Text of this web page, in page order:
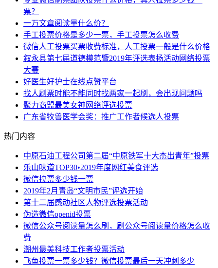
票？
一万文章阅读量什么价？
手工投票价格是多少一票，手工投票怎么收费
微信人工投票买票收费标准，人工投票一般是什么价格
叙永县第七届道德模范暨2019年评选表扬活动网络投票
大赛
好医生好护士在线点赞平台
找人刷票时能不能同时找两家一起刷，会出现问题吗
聚力商盟最美女神网络评选投票
广东省牧兽医学会奖：推广工作者候选人投票
热门内容
中原石油工程公司第二届“中原铁军十大杰出青年”投票
乐山味道TOP30•2019年度网红美食评选
微信拉票多少钱一票
2019年2月青岛“文明市民”评选开始
第十二届感动社区人物评选投票活动
伪造微信openid投票
微信公众号阅读量怎么刷，刷公众号阅读量价格怎么收
费
潮州最美科技工作者投票活动
飞鱼投票一票多少钱？微信投票最后一天冲刺多少